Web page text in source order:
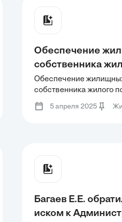
совместным
Фёдоров
Обеспечение
собственника
помещения при
земельного
государственных
Обеспечение
собственника жилого
изъятии земельного
государственных или
5 апреля 2025
Багаев Е.Е.
иском к